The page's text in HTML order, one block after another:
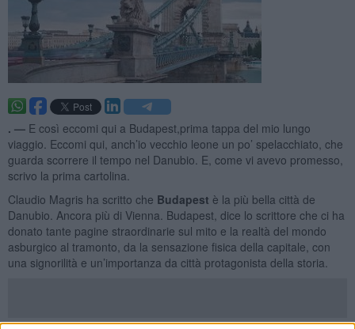
. — E così eccomi qui a Budapest,prima tappa del mio lungo
viaggio. Eccomi qui, anch’io vecchio leone un po’ spelacchiato, che
guarda scorrere il tempo nel Danubio. E, come vi avevo promesso,
scrivo la prima cartolina.
Claudio Magris ha scritto che Budapest è la più bella città de
Danubio. Ancora più di Vienna. Budapest, dice lo scrittore che ci ha
donato tante pagine straordinarie sul mito e la realtà del mondo
asburgico al tramonto, da la sensazione fisica della capitale, con
una signorilità e un’importanza da città protagonista della storia.